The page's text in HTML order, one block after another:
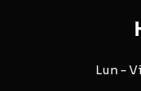
Lun -